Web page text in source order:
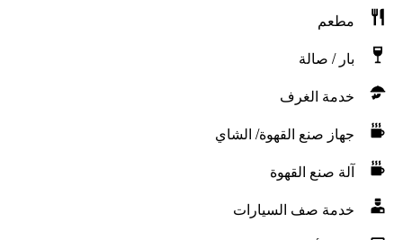
مطعم
بار / صالة
خدمة الغرف
جهاز صنع القهوة/ الشاي
آلة صنع القهوة
خدمة صف السيارات